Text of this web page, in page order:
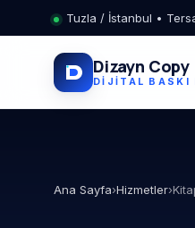
Tuzla / İstanbul •
Dizayn Copy
DIJITAL BASKI
Ana Sayfa›Hizmetler›